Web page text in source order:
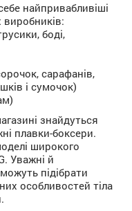
найпривабливіші
виробників:
боді,
сарафанів,
і сумочок)
знайдуться
плавки-боксери.
широкого
Уважні й
підібрати
особливостей тіла